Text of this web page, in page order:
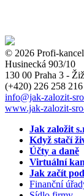
© 2026 Profi-
Husinecká 903/10
130 00 Praha 3 -
(+420) 226 258 216
info@jak-zalozit-
www.jak-zalozit-
Jak založit
Když stačí
Účty a daně
Virtuální
Jak začít
Finanční